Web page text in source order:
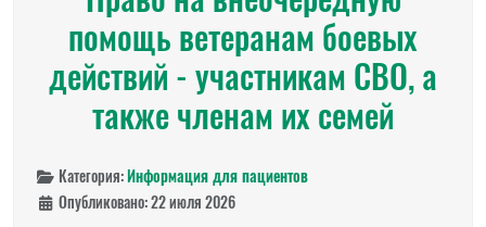
помощь ветеранам боевых
действий - участникам СВО, а
также членам их семей
Категория:Информация для пациентов
Опубликовано: 22 июля 2026